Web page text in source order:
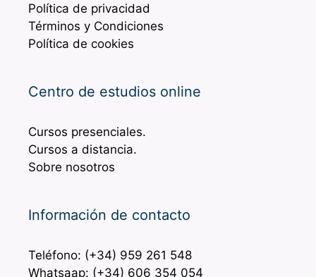
Política de privacidad
Términos y Condiciones
Política de cookies
Centro de estudios online
Cursos presenciales.
Cursos a distancia.
Sobre nosotros
Información de contacto
Teléfono: (+34) 959 261 548
Whatsaap: (+34) 606 354 054